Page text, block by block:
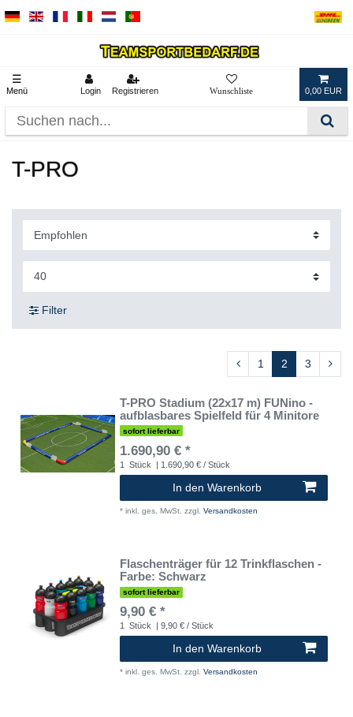
☰
Menü Login Registrieren 0,00 EUR
T-PRO
Filter
1 2 3
T-PRO Stadium (22x17 m) FUNino -
aufblasbares Spielfeld für 4 Minitore
sofort lieferbar
1.690,90 € *
1 Stück | 1.690,90 € / Stück
In den Warenkorb
* inkl. ges. MwSt. zzgl. Versandkosten
Flaschenträger für 12 Trinkflaschen -
Farbe: Schwarz
sofort lieferbar
9,90 € *
1 Stück | 9,90 € / Stück
In den Warenkorb
* inkl. ges. MwSt. zzgl. Versandkosten